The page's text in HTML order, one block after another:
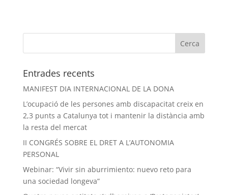
Entrades recents
MANIFEST DIA INTERNACIONAL DE LA DONA
L’ocupació de les persones amb discapacitat creix en
2,3 punts a Catalunya tot i mantenir la distància amb
la resta del mercat
II CONGRÉS SOBRE EL DRET A L’AUTONOMIA
PERSONAL
Webinar: “Vivir sin aburrimiento: nuevo reto para
una sociedad longeva”